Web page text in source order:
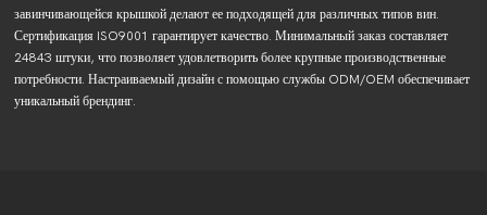
завинчивающейся крышкой делают ее подходящей для различных типов вин.
Сертификация ISO9001 гарантирует качество. Минимальный заказ составляет
24843 штуки, что позволяет удовлетворить более крупные производственные
потребности. Настраиваемый дизайн с помощью службы ODM/OEM обеспечивает
уникальный брендинг.